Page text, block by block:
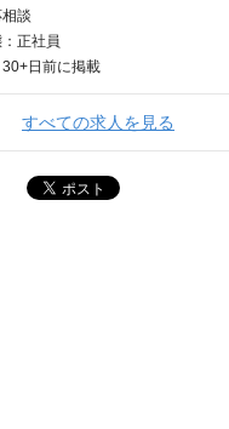
相談
正社員
30+日 前に掲載
すべての求人を見る